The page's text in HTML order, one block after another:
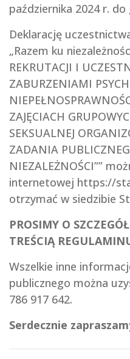
października 2024 r. do
Deklarację
„Razem ku
REKRUTACJI I
ZABURZENIAMI
ZAJĘCIACH
SEKSUALNEJ
ZADANIA
NIEZALEŻNOŚCI””
internetowej https://
otrzymać w siedzibie
PROSIMY O
TREŚCIĄ
Wszelkie inne
publicznego można
786 917 642.
Serdecznie